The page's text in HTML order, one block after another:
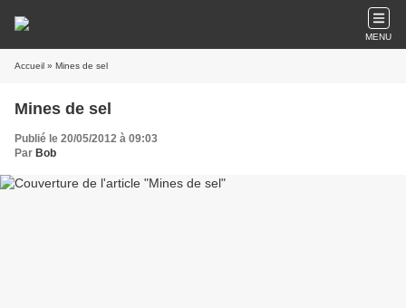
MENU
Accueil » Mines de sel
Mines de sel
Publié le 20/05/2012 à 09:03
Par Bob